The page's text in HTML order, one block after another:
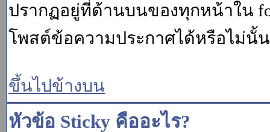
ปรากฏอยู่ที่ด้านบนของทุกหน้าใน
โพสต์ข้อความประกาศได้หรือไม่นั้
ขึ้นไปข้างบน
หัวข้อ Sticky คืออะไร?